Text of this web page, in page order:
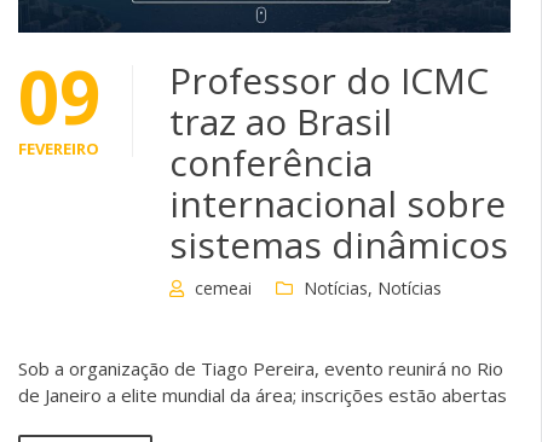
09
FEVEREIRO
Professor do ICMC
traz ao Brasil
conferência
internacional sobre
sistemas dinâmicos
cemeai Notícias, Notícias
Sob a organização de Tiago Pereira, evento reunirá no Rio
de Janeiro a elite mundial da área; inscrições estão abertas